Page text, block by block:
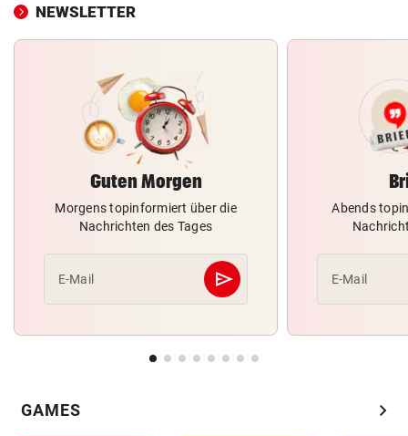
NEWSLETTER
Guten Morgen
Morgens topinformiert über die
Nachrichten des Tages
E-Mail send
Abschicken
Abends
E-Mail
GAMES chevron_right